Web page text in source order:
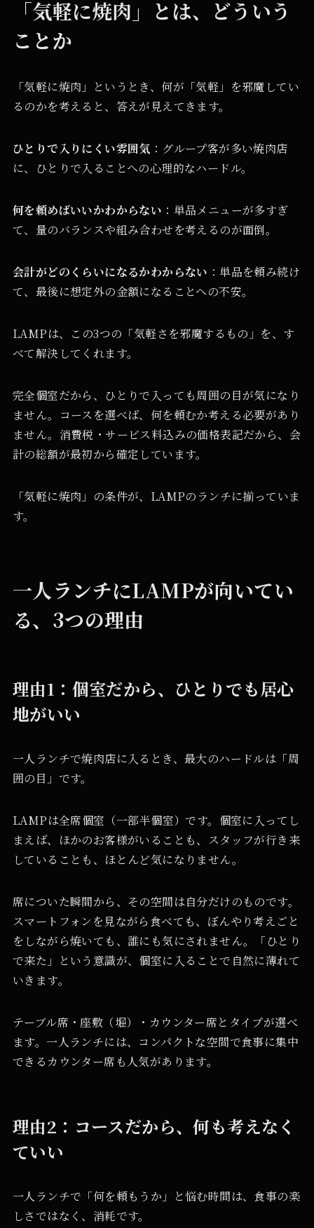
「気軽に焼肉」とは、どういう
ことか
「気軽に焼肉」というとき、何が「気軽」を邪魔してい
るのかを考えると、答えが見えてきます。
ひとりで入りにくい雰囲気 ：グループ客が多い焼肉店
に、ひとりで入ることへの心理的なハードル。
何を頼めばいいかわからない ：単品メニューが多すぎ
て、量のバランスや組み合わせを考えるのが面倒。
会計がどのくらいになるかわからない ：単品を頼み続け
て、最後に想定外の金額になることへの不安。
LAMPは、この3つの「気軽さを邪魔するもの」を、す
べて解決してくれます。
完全個室だから、ひとりで入っても周囲の目が気になり
ません。コースを選べば、何を頼むか考える必要があり
ません。消費税・サービス料込みの価格表記だから、会
計の総額が最初から確定しています。
「気軽に焼肉」の条件が、LAMPのランチに揃っていま
す。
一人ランチにLAMPが向いてい
る、3つの理由
理由1：個室だから、ひとりでも居心
地がいい
一人ランチで焼肉店に入るとき、最大のハードルは「周
囲の目」です。
LAMPは全席個室（一部半個室）です。個室に入ってし
まえば、ほかのお客様がいることも、スタッフが行き来
していることも、ほとんど気になりません。
席についた瞬間から、その空間は自分だけのものです。
スマートフォンを見ながら食べても、ぼんやり考えごと
をしながら焼いても、誰にも気にされません。「ひとり
で来た」という意識が、個室に入ることで自然に薄れて
いきます。
テーブル席・座敷（堀）・カウンター席とタイプが選べ
ます。一人ランチには、コンパクトな空間で食事に集中
できるカウンター席も人気があります。
理由2：コースだから、何も考えなく
ていい
一人ランチで「何を頼もうか」と悩む時間は、食事の楽
しさではなく、消耗です。